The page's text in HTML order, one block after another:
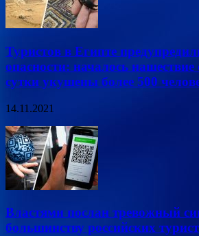
Туристов в Египте
опасности: началось нашествие
сутки укушены более 500
14.11.2021
Властями послан тревожный
большинству российских